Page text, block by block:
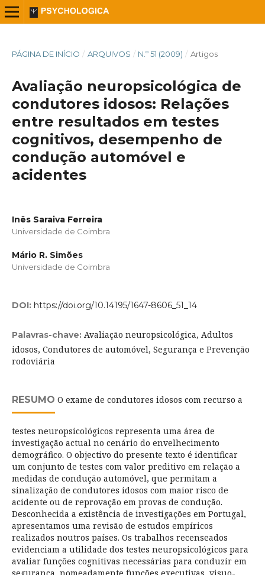
PÁGINA DE INÍCIO / ARQUIVOS / N.º 51 (2009) / Artigos
Avaliação neuropsicológica de
condutores idosos: Relações
entre resultados em testes
cognitivos, desempenho de
condução automóvel e
acidentes
Inês Saraiva Ferreira
Universidade de Coimbra
Mário R. Simões
Universidade de Coimbra
DOI: https://doi.org/10.14195/1647-8606_51_14
Palavras-chave: Avaliação neuropsicológica, Adultos
idosos, Condutores de automóvel, Segurança e Prevenção
rodoviária
RESUMO O exame de condutores idosos com recurso a
testes neuropsicológicos representa uma área de
investigação actual no cenário do envelhecimento
demográfico. O objectivo do presente texto é identificar
um conjunto de testes com valor preditivo em relação a
medidas de condução automóvel, que permitam a
sinalização de condutores idosos com maior risco de
acidente ou de reprovação em provas de condução.
Desconhecida a existência de investigações em Portugal,
apresentamos uma revisão de estudos empíricos
realizados noutros países. Os trabalhos recenseados
evidenciam a utilidade dos testes neuropsicológicos para
avaliar funções cognitivas necessárias para conduzir em